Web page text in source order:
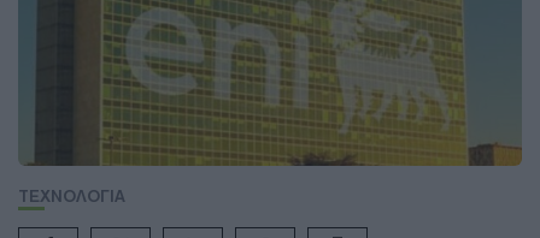
ΤΕΧΝΟΛΟΓΙΑ